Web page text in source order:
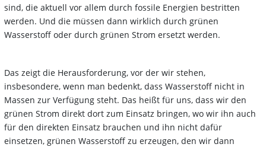
sind, die aktuell vor allem durch fossile Energien bestritten
werden. Und die müssen dann wirklich durch grünen
Wasserstoff oder durch grünen Strom ersetzt werden.
Das zeigt die Herausforderung, vor der wir stehen,
insbesondere, wenn man bedenkt, dass Wasserstoff nicht in
Massen zur Verfügung steht. Das heißt für uns, dass wir den
grünen Strom direkt dort zum Einsatz bringen, wo wir ihn auch
für den direkten Einsatz brauchen und ihn nicht dafür
einsetzen, grünen Wasserstoff zu erzeugen, den wir dann